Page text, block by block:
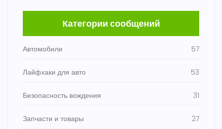
Категории сообщений
Автомобили 57
Лайфхаки для авто 53
Безопасность вождения 31
Запчасти и товары 27